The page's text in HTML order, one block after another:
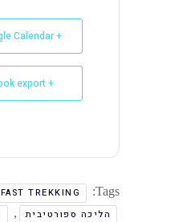
+ Add to Google Calendar
+ iCal / Outlook export
Tags:
FAST TREKKING
הליכה ספורטיבית
,